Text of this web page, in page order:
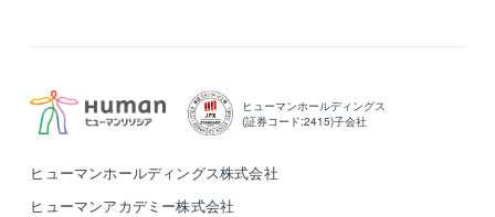
ヒューマンホールディングス
(証券コード:2415)子会社
ヒューマンホールディングス株式会社
ヒューマンアカデミー株式会社